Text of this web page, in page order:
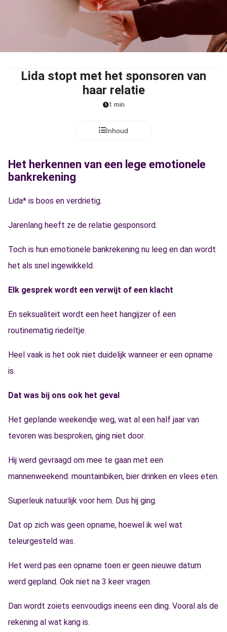
Lida stopt met het sponsoren van
haar relatie
1 min
Inhoud
Het herkennen van een lege emotionele
bankrekening
Lida* is boos en verdrietig.
Jarenlang heeft ze de relatie gesponsord.
Toch is hun emotionele bankrekening nu leeg en dan wordt
het als snel ingewikkeld.
Elk gesprek wordt een verwijt of een klacht
En seksualiteit wordt een heet hangijzer of een
routinematig riedeltje.
Heel vaak is het ook niet duidelijk wanneer er een opname
is.
Dat was bij ons ook het geval
Het geplande weekendje weg, wat al een half jaar van
tevoren was besproken, ging niet door.
Hij werd gevraagd om mee te gaan met een
mannenweekend: mountainbiken, bier drinken en vlees eten.
Superleuk natuurlijk voor hem. Dus hij ging.
Dat op zich was geen opname, hoewel ik wel wat
teleurgesteld was.
Het werd pas een opname toen er geen nieuwe datum
werd gepland. Ook niet na 3 keer vragen.
Dan wordt zoiets eenvoudigs ineens een ding. Vooral als de
rekening al wat karig is.